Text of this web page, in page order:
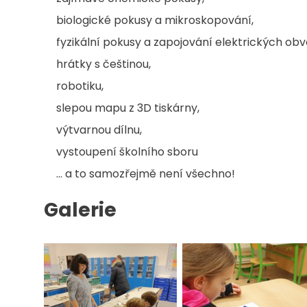
biologické pokusy a mikroskopování,
fyzikální pokusy a zapojování elektrických
hrátky s češtinou,
robotiku,
slepou mapu z 3D tiskárny,
výtvarnou dílnu,
vystoupení školního sboru
... a to samozřejmě není všechno!
Galerie